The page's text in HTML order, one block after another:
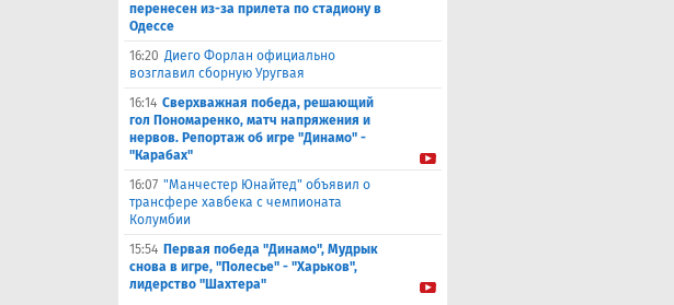
перенесен из-за прилета по стадиону в
Одессе
16:20 Диего Форлан официально
возглавил сборную Уругвая
16:14 Сверхважная победа, решающий
гол Пономаренко, матч напряжения и
нервов. Репортаж об игре "Динамо" -
"Карабах"
16:07 "Манчестер Юнайтед" объявил о
трансфере хавбека с чемпионата
Колумбии
15:54 Первая победа "Динамо", Мудрык
снова в игре, "Полесье" - "Харьков",
лидерство "Шахтера"